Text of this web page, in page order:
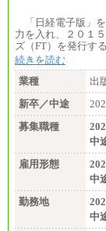
「日経電子版」
力を入れ、２０１
ズ（FT）を発行す
続きを読む
業種
出
新卒／中途
募集職種
中
雇用形態
中
勤務地
中